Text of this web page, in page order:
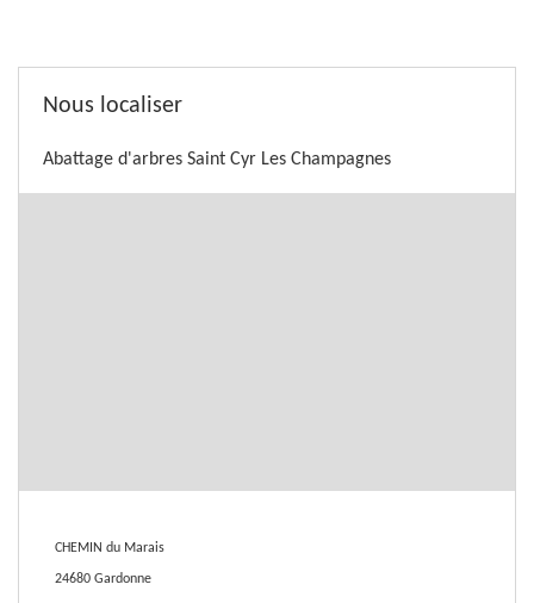
Nous localiser
Abattage d'arbres Saint Cyr Les Champagnes
CHEMIN du Marais
24680 Gardonne